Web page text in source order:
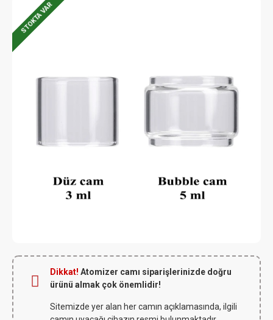
STOKTA VAR
Dikkat! Atomizer camı siparişlerinizde doğru
ürünü almak çok önemlidir!
Sitemizde yer alan her camın açıklamasında, ilgili